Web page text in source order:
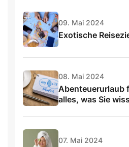
09. Mai 2024
Exotische
08. Mai 2024
Abenteuerurlaub
alles, was Sie
07. Mai 2024